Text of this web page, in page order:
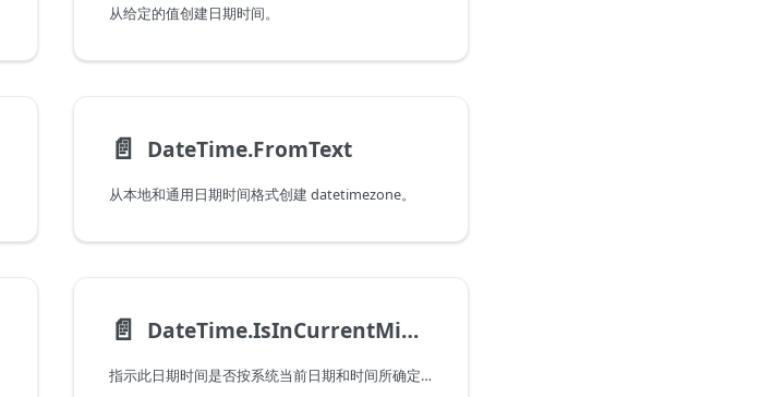
从给定的值创建日期时间。
📄️ DateTime.FromText
从本地和通用日期时间格式创建 datetimezone。
📄️ DateTime.IsInCurrentMinute
指示此日期时间是否按系统当前日期和时间所确定的那样处于当前分钟内。